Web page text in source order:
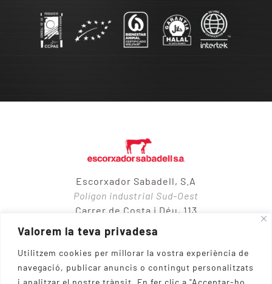
Valorem la teva privadesa
Utilitzem cookies per millorar la vostra experiència de
navegació, publicar anuncis o contingut personalitzats
i analitzar el nostre trànsit.
En fer clic a "Acceptar-ho
Escorxador Sabadell, S.A
Polígon industrial Sud-Oest
Carrer de Costa i Déu, 113
08205 – Sabadell
937 10 65 50